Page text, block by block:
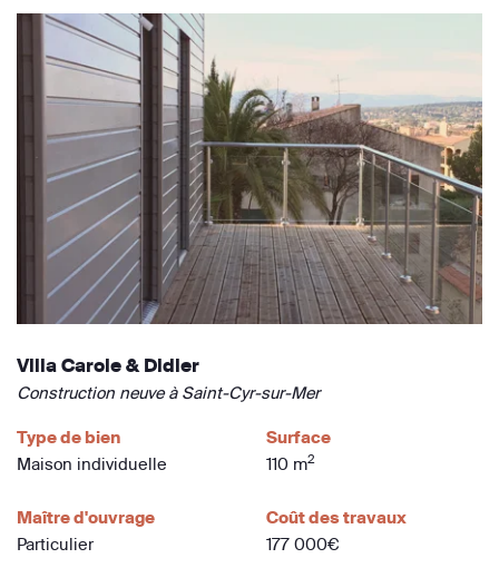
Villa Carole & Didier
Construction neuve à Saint-Cyr-sur-Mer
Type de bien
Maison individuelle
Surface
110 m2
Maître d'ouvrage
Particulier
Coût des travaux
177 000€